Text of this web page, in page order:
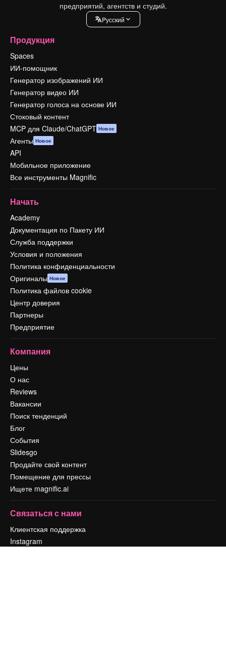
предприятий, агентств и студий.
Pусский
Продукция
Spaces
ИИ-помощник
Генератор изображений ИИ
Генератор видео ИИ
Генератор голоса на основе ИИ
Стоковый контент
MCP для Claude/ChatGPT Новое
Агенты Новое
API
Мобильное приложение
Все инструменты Magnific
Начать
Academy
Документация по Пакету ИИ
Служба поддержки
Условия и положения
Политика конфиденциальности
Оригиналы Новое
Политика файлов cookie
Центр доверия
Партнеры
Предприятие
Компания
Цены
О нас
Reviews
Вакансии
Поиск тенденций
Блог
События
Slidesgo
Продайте свой контент
Помещение для прессы
Ищете magnific.ai
Связаться с нами
Клиентская поддержка
Instagram